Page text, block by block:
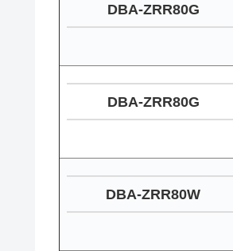
DBA-ZRR80G
DBA-ZRR80G
DBA-ZRR80W